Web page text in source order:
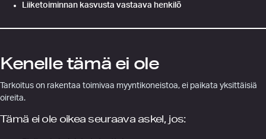
Liiketoiminnan kasvusta vastaava henkilö
Kenelle tämä ei ole
Tarkoitus on rakentaa toimivaa myyntikoneistoa, ei paikata yksittäisiä
oireita.
Tämä ei ole oikea seuraava askel, jos: